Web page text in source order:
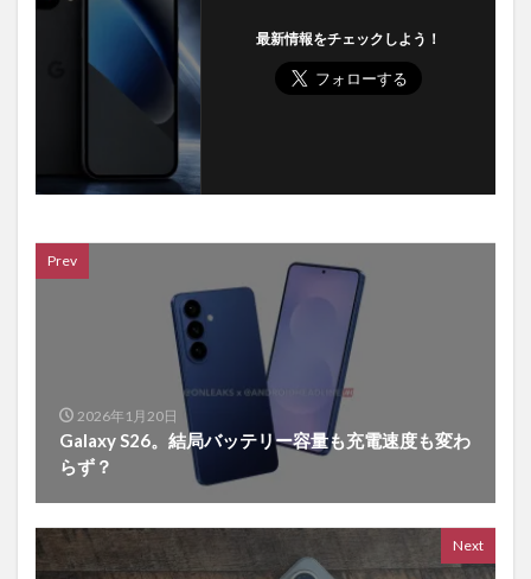
最新情報をチェックしよう！
Prev
2026年1月20日
Galaxy S26。結局バッテリー容量も充電速度も変わ
らず？
Next